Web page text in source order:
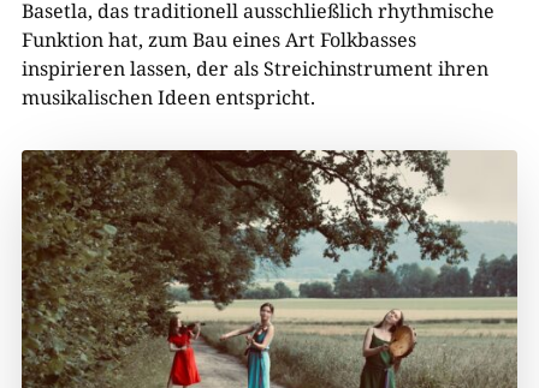
Basetla, das traditionell ausschließlich rhythmische
Funktion hat, zum Bau eines Art Folkbasses
inspirieren lassen, der als Streichinstrument ihren
musikalischen Ideenentspricht.